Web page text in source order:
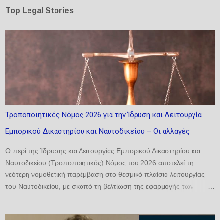
Top Legal Stories
Τροποποιητικός Νόμος 2026 για την Ίδρυση και Λειτουργία
Εμπορικού Δικαστηρίου και Ναυτοδικείου – Οι αλλαγές
Ο περί της Ίδρυσης και Λειτουργίας Εμπορικού Δικαστηρίου και
Ναυτοδικείου (Τροποποιητικός) Νόμος του 2026 αποτελεί τη
νεότερη νομοθετική παρέμβαση στο θεσμικό πλαίσιο λειτουργίας
του Ναυτοδικείου, με σκοπό τη βελτίωση της εφαρμογής των